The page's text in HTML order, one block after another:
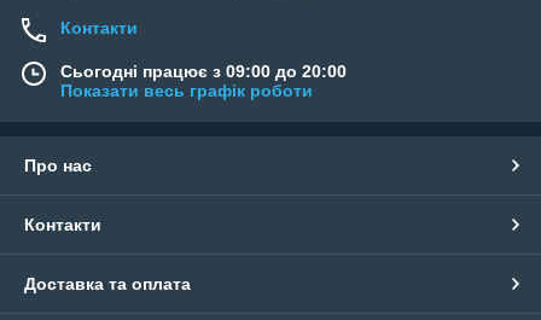
Контакти
Сьогодні працює з 09:00 до 20:00
Показати весь графік роботи
Про нас
Контакти
Доставка та оплата